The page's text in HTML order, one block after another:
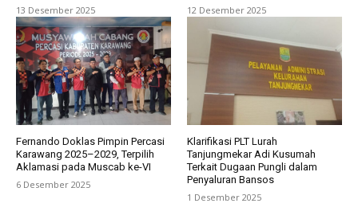
13 Desember 2025
12 Desember 2025
Fernando Doklas Pimpin Percasi
Karawang 2025–2029, Terpilih
Aklamasi pada Muscab ke-VI
6 Desember 2025
Klarifikasi PLT Lurah
Tanjungmekar Adi Kusumah
Terkait Dugaan Pungli dalam
Penyaluran Bansos
1 Desember 2025